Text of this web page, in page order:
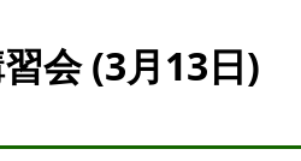
会 (3月13日)